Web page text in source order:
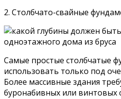
2. Столбчато-свайные
Самые простые столбчатые
использовать только под
Более массивные здания
буронабивных или винтовых